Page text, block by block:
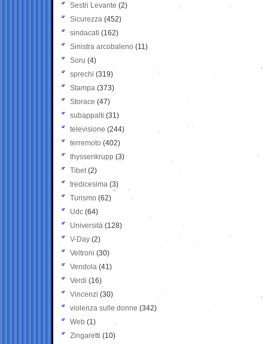
Sestri Levante (2)
Sicurezza (452)
sindacati (162)
Sinistra arcobaleno (11)
Soru (4)
sprechi (319)
Stampa (373)
Storace (47)
subappalti (31)
televisione(244)
terremoto (402)
thyssenkrupp (3)
Tibet(2)
tredicesima (3)
Turismo (62)
Udc (64)
Università (128)
V-Day (2)
Veltroni (30)
Vendola (41)
Verdi (16)
Vincenzi (30)
violenza sulle donne (342)
Web (1)
Zingaretti (10)